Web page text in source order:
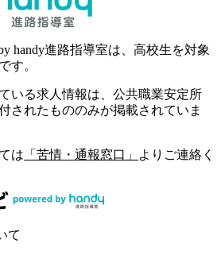
handy進路指導室は、高校生を対象
す。
いる求人情報は、公共職業安定所
されたもののみが掲載されていま
は 「苦情・通報窓口」
よりご連絡く
て